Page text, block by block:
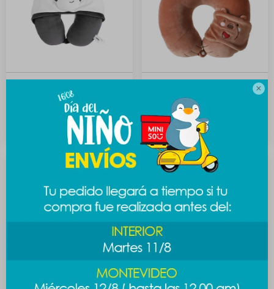

Almohadón de viaje con
capucha Escandalosos -
Escandalosos - Pardo
$ 589 $689